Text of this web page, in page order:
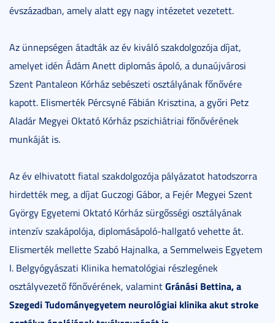
évszázadban, amely alatt egy nagy intézetet vezetett.
Az ünnepségen átadták az év kiváló szakdolgozója díjat,
amelyet idén Ádám Anett diplomás ápoló, a dunaújvárosi
Szent Pantaleon Kórház sebészeti osztályának főnővére
kapott. Elismerték Pércsyné Fábián Krisztina, a győri Petz
Aladár Megyei Oktató Kórház pszichiátriai főnővérének
munkáját is.
Az év elhivatott fiatal szakdolgozója pályázatot hatodszorra
hirdették meg, a díjat Guczogi Gábor, a Fejér Megyei Szent
György Egyetemi Oktató Kórház sürgősségi osztályának
intenzív szakápolója, diplomásápoló-hallgató vehette át.
Elismerték mellette Szabó Hajnalka, a Semmelweis Egyetem
I. Belgyógyászati Klinika hematológiai részlegének
osztályvezető főnővérének, valamintGránási Bettina, a
Szegedi Tudományegyetem neurológiai klinika akut stroke